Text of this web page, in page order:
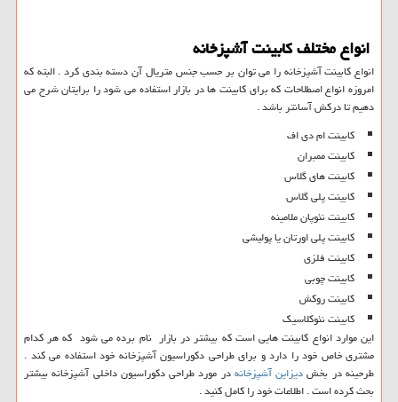
انواع مختلف کابینت آشپزخانه
انواع کابینت آشپزخانه را می توان بر حسب جنس متریال آن دسته بندی کرد . البته که
امروزه انواع اصطلاحات که برای کابینت ها در بازار استفاده می شود را برایتان شرح می
دهیم تا درکش آسانتر باشد .
کابینت ام دی اف
کابینت ممبران
کابینت های گلاس
کابینت پلی گلاس
کابینت نئوپان ملامینه
کابینت پلی اورتان یا پولیشی
کابینت فلزی
کابینت چوبی
کابینت روکش
کابینت نئوکلاسیک
این موارد انواع کابینت هایی است که بیشتر در بازار نام برده می شود که هر کدام
مشتری خاص خود را دارد و برای طراحی دکوراسیون آشپزخانه خود استفاده می کند .
طرحینه در بخشدیزاین آشپزخانهدر مورد طراحی دکوراسیون داخلی آشپزخانه بیشتر
بحث کرده است . اطلاعات خود را کامل کنید .